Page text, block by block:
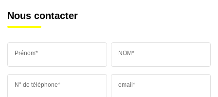
Nous contacter
Prénom* NOM*
N° de téléphone* email*